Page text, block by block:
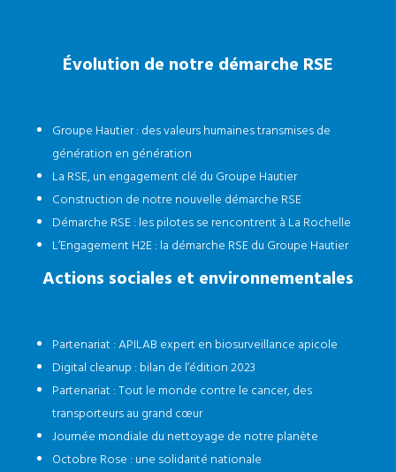
Actions sociales et environnementales
Partenariat : APILAB expert en biosurveillance apicole
Digital cleanup : bilan de l’édition 2023
Partenariat : Tout le monde contre le cancer, des
transporteurs au grand cœur
Journée mondiale du nettoyage de notre planète
Octobre Rose : une solidarité nationale
Évolution de notre démarche RSE
Groupe Hautier : des valeurs humaines transmises de
génération en génération
La RSE, un engagement clé du Groupe Hautier
Construction de notre nouvelle démarche RSE
Démarche RSE : les pilotes se rencontrent à La Rochelle
L’Engagement H2E : la démarche RSE du Groupe Hautier